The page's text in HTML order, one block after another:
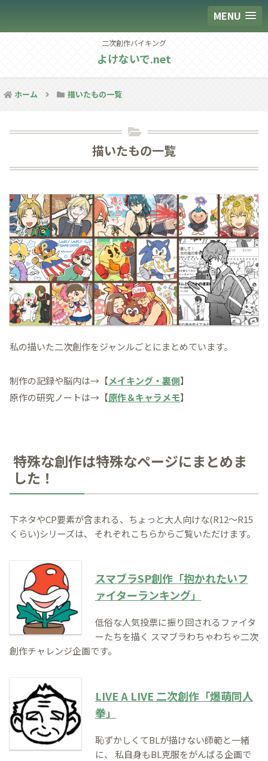
MENU
二次創作バイキング
よけないで.net
ホーム 描いたもの一覧
描いたもの一覧
私の描いた二次創作をジャンルごとにまとめています。
制作の記録や脳内は→【メイキング・裏側】
原作の研究ノートは→【原作＆キャラメモ】
特殊な創作は特殊なページにまとめま
した！
下ネタやCP要素が含まれる、ちょっと大人向けな(R12～R15
くらい)シリーズは、
それぞれこちらからご覧いただけます。
スマブラSP創作「抱かれたいフ
ァイターランキング」
低俗な人気投票に振り回されるファイタ
ーたちを描く スマブラわちゃわちゃ二次
創作チャレンジ企画です。
LIVE A LIVE 二次創作「爆萌同人
拳」
恥ずかしくてBLが描けない師範と一緒
に、
私自身もBL克服をがんばる企画で